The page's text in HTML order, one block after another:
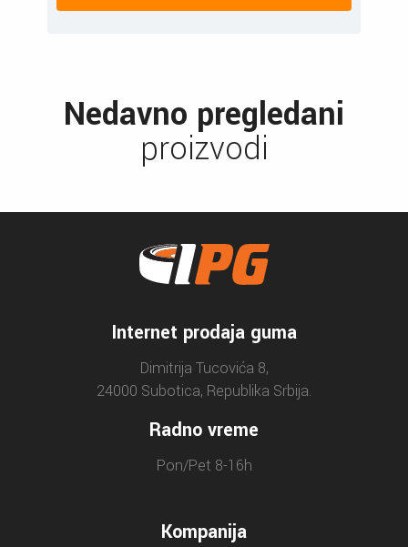
Nedavno pregledani
proizvodi
Internet prodaja guma
Dimitrija Tucovića 8,
24000 Subotica, Republika Srbija.
Radno vreme
Pon/Pet 8-16h
Kompanija